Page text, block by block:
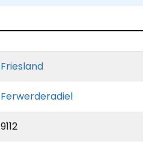
Friesland
Ferwerderadiel
9112